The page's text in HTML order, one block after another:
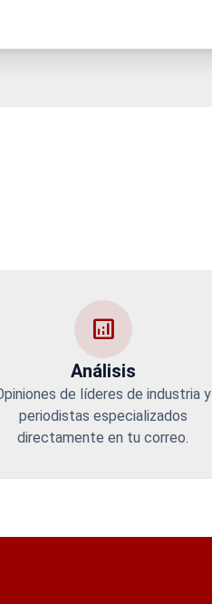
analytics
Análisis
de líderes de industria y
periodistas especializados
directamente en tu correo.